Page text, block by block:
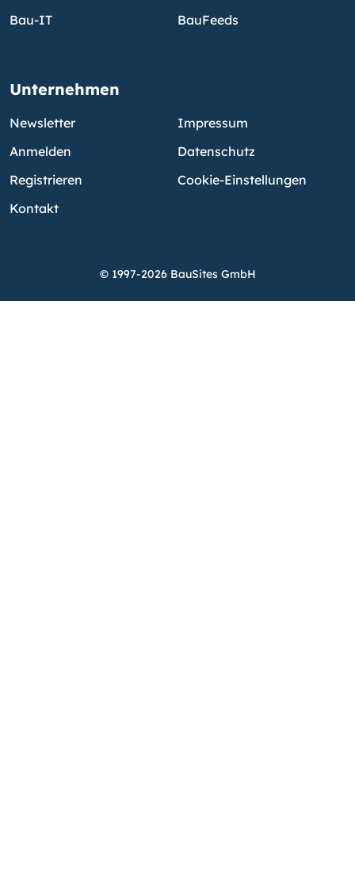
Bau-IT
BauFeeds
Unternehmen
Newsletter
Anmelden
Registrieren
Kontakt
Impressum
Datenschutz
Cookie-Einstellungen
© 1997-2026 BauSites GmbH